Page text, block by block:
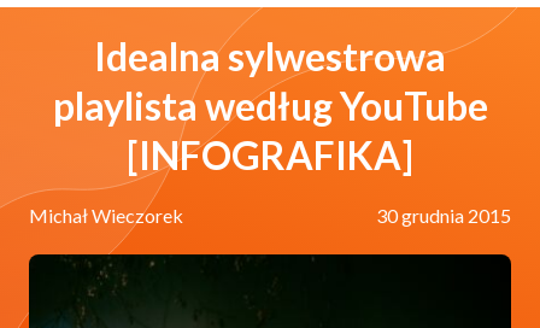
Idealna sylwestrowa
playlista według YouTube
[INFOGRAFIKA]
Michał Wieczorek 30 grudnia 2015